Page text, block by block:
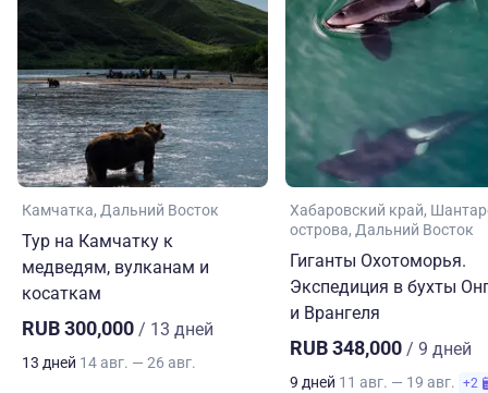
Камчатка Дальний Восток
Тур на Камчатку к
медведям, вулканам и
косаткам
RUB 300,000 / 13 дней
13 дней 14 авг. — 26 авг.
Хабаровский край
острова Дальний Восток
Гиганты Охотоморья.
Экспедиция в бухты
и Врангеля
RUB 348,000 / 9 дней
9 дней 11 авг. — 19 авг. +2